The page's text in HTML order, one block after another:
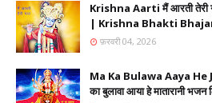
Krishna Aarti मैं आरती तेरी
| Krishna Bhakti
फ़रवरी 04, 2026
Ma Ka Bulawa Aaya
का बुलावा आया हे मातारानी भजन